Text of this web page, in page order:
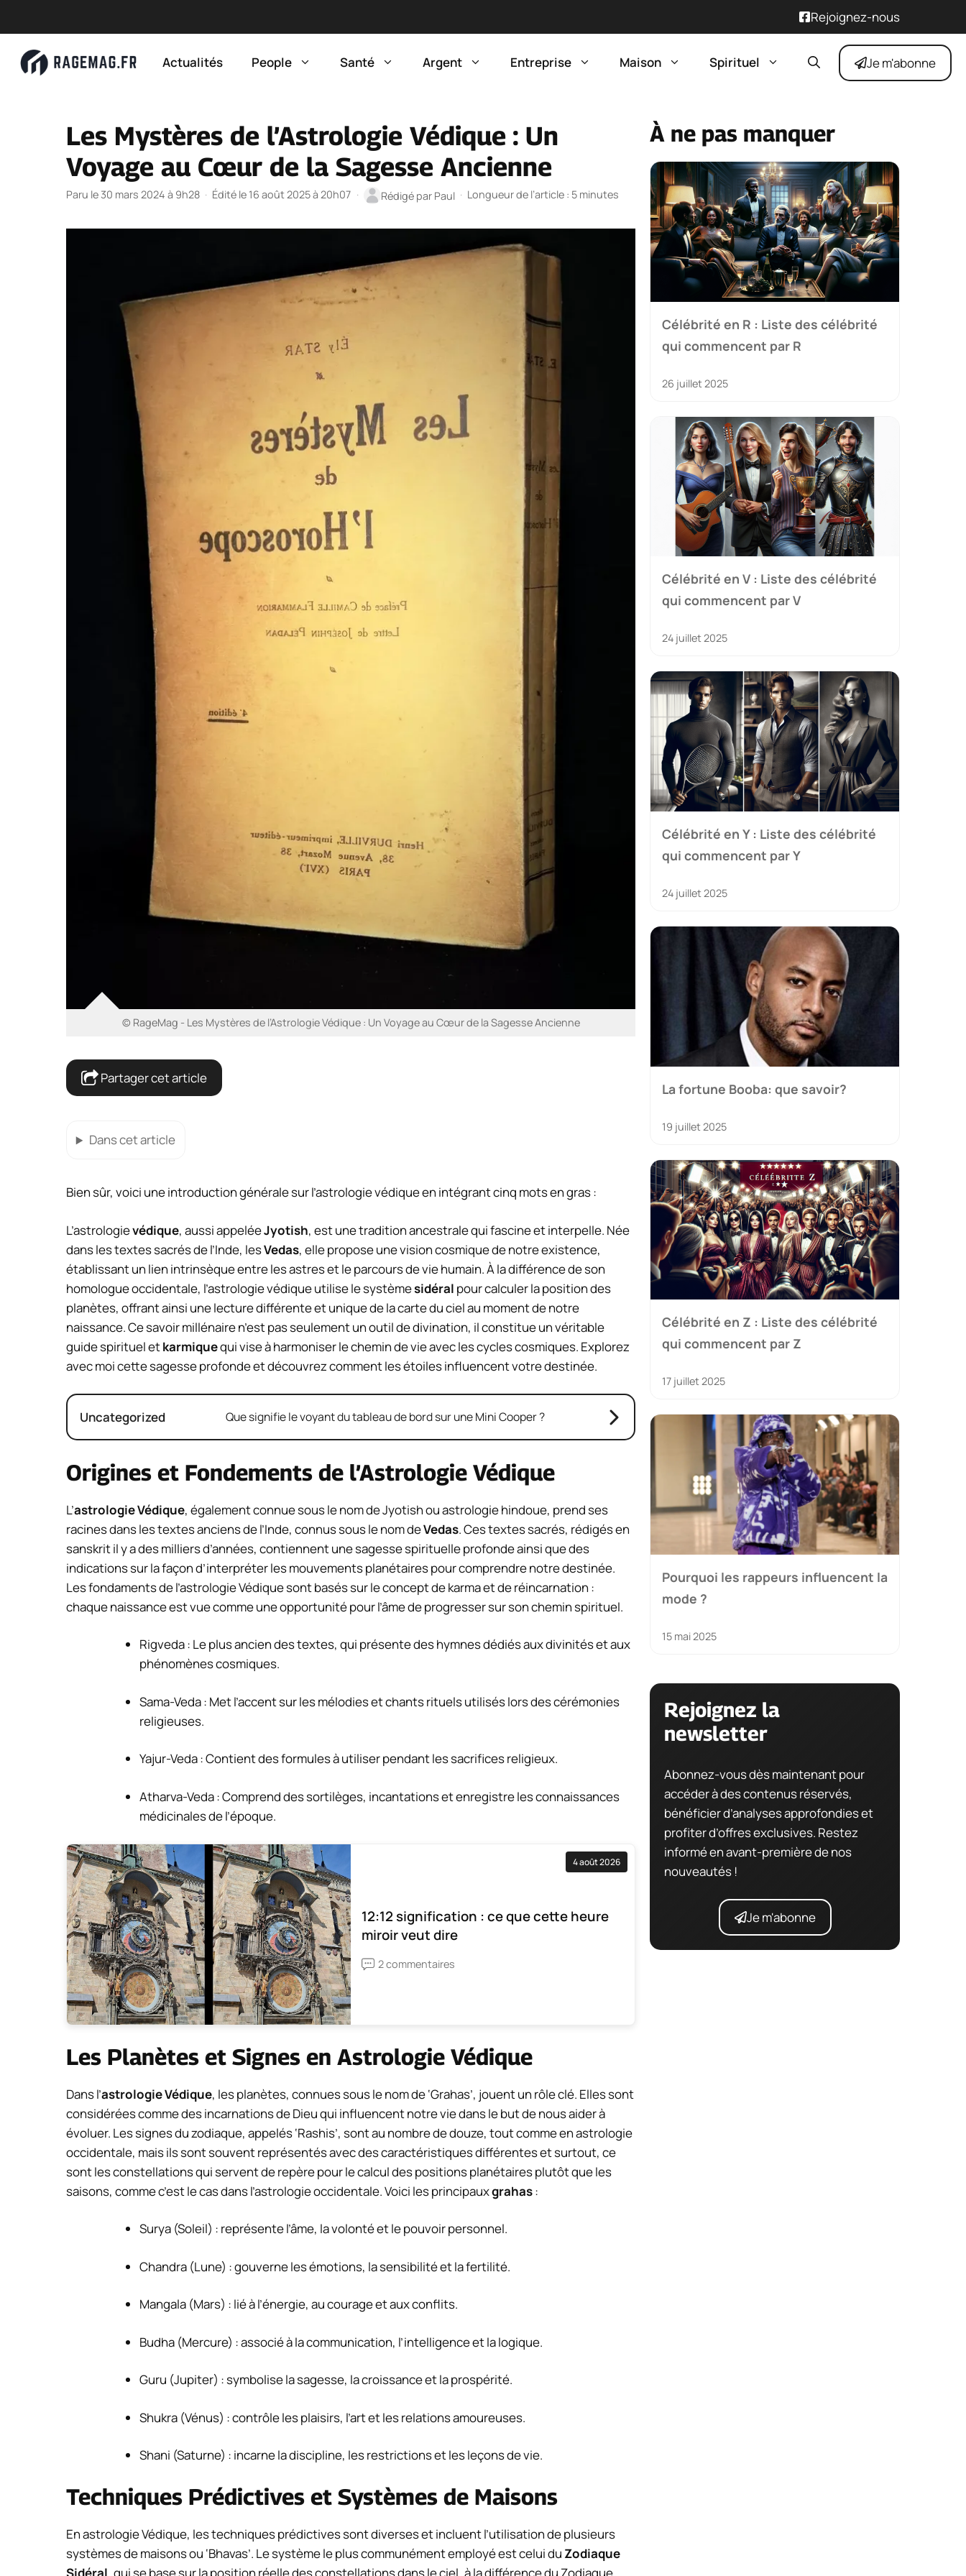
Rejoignez-nous
Actualités People Santé Argent Entreprise Maison Spirituel Je m'abonne
Les Mystères de l’Astrologie Védique : Un
Voyage au Cœur de la Sagesse Ancienne
Paru le 30 mars 2024 à 9h28 · Édité le 16 août 2025 à 20h07 · Rédigé par Paul · Longueur de l’article : 5 minutes
© RageMag - Les Mystères de l’Astrologie Védique : Un Voyage au Cœur de la Sagesse Ancienne
Partager cet article
Dans cet article
Bien sûr, voici une introduction générale sur l’astrologie védique en intégrant cinq mots en gras :
L’astrologievédique, aussi appeléeJyotish, est une tradition ancestrale qui fascine et interpelle. Née
dans les textes sacrés de l’Inde, lesVedas, elle propose une vision cosmique de notre existence,
établissant un lien intrinsèque entre les astres et le parcours de vie humain. À la différence de son
homologue occidentale, l’astrologie védique utilise le systèmesidéral pour calculer la position des
planètes, offrant ainsi une lecture différente et unique de la carte du ciel au moment de notre
naissance. Ce savoir millénaire n’est pas seulement un outil de divination, il constitue un véritable
guide spirituel etkarmiquequi vise à harmoniser le chemin de vie avec les cycles cosmiques. Explorez
avec moi cette sagesse profonde et découvrez comment les étoiles influencent votre destinée.
Uncategorized Que signifie le voyant du tableau de bord sur une Mini Cooper ?
Origines et Fondements de l’Astrologie Védique
L’astrologie Védique, également connue sous le nom de Jyotish ou astrologie hindoue, prend ses
racines dans les textes anciens de l’Inde, connus sous le nom deVedas. Ces textes sacrés, rédigés en
sanskrit il y a des milliers d’années, contiennent une sagesse spirituelle profonde ainsi que des
indications sur la façon d’interpréter les mouvements planétaires pour comprendre notre destinée.
Les fondaments de l’astrologie Védique sont basés sur le concept de karma et de réincarnation :
chaque naissance est vue comme une opportunité pour l’âme de progresser sur son chemin spirituel.
Rigveda : Le plus ancien des textes, qui présente des hymnes dédiés aux divinités et aux
phénomènes cosmiques.
Sama-Veda : Met l’accent sur les mélodies et chants rituels utilisés lors des cérémonies
religieuses.
Yajur-Veda : Contient des formules à utiliser pendant les sacrifices religieux.
Atharva-Veda : Comprend des sortilèges, incantations et enregistre les connaissances
médicinales de l’époque.
4 août 2026
12:12 signification : ce que cette heure
miroir veut dire
2 commentaires
Les Planètes et Signes en Astrologie Védique
Dans l’astrologie Védique, les planètes, connues sous le nom de ‘Grahas’, jouent un rôle clé. Elles sont
considérées comme des incarnations de Dieu qui influencent notre vie dans le but de nous aider à
évoluer. Les signes du zodiaque, appelés ‘Rashis’, sont au nombre de douze, tout comme en astrologie
occidentale, mais ils sont souvent représentés avec des caractéristiques différentes et surtout, ce
sont les constellations qui servent de repère pour le calcul des positions planétaires plutôt que les
saisons, comme c’est le cas dans l’astrologie occidentale. Voici les principauxgrahas:
Surya (Soleil) : représente l’âme, la volonté et le pouvoir personnel.
Chandra (Lune) : gouverne les émotions, la sensibilité et la fertilité.
Mangala (Mars) : lié à l’énergie, au courage et aux conflits.
Budha (Mercure) : associé à la communication, l’intelligence et la logique.
Guru (Jupiter) : symbolise la sagesse, la croissance et la prospérité.
Shukra (Vénus) : contrôle les plaisirs, l’art et les relations amoureuses.
Shani (Saturne) : incarne la discipline, les restrictions et les leçons de vie.
Techniques Prédictives et Systèmes de Maisons
En astrologie Védique, les techniques prédictives sont diverses et incluent l’utilisation de plusieurs
systèmes de maisons ou ‘Bhavas’. Le système le plus communément employé est celui du Zodiaque
Sidéral , qui se base sur la position réelle des constellations dans le ciel, à la différence du Zodiaque
À ne pas manquer
Célébrité en R : Liste des célébrité
qui commencent par R
26 juillet 2025
Célébrité en V : Liste des célébrité
qui commencent par V
24 juillet 2025
Célébrité en Y : Liste des célébrité
qui commencent par Y
24 juillet 2025
La fortune Booba: que savoir?
19 juillet 2025
Célébrité en Z : Liste des célébrité
qui commencent par Z
17 juillet 2025
Pourquoi les rappeurs influencent la
mode ?
15 mai 2025
Rejoignez la
newsletter
Abonnez-vous dès maintenant pour
accéder à des contenus réservés,
bénéficier d’analyses approfondies et
profiter d’offres exclusives. Restez
informé en avant-première de nos
nouveautés !
Je m'abonne